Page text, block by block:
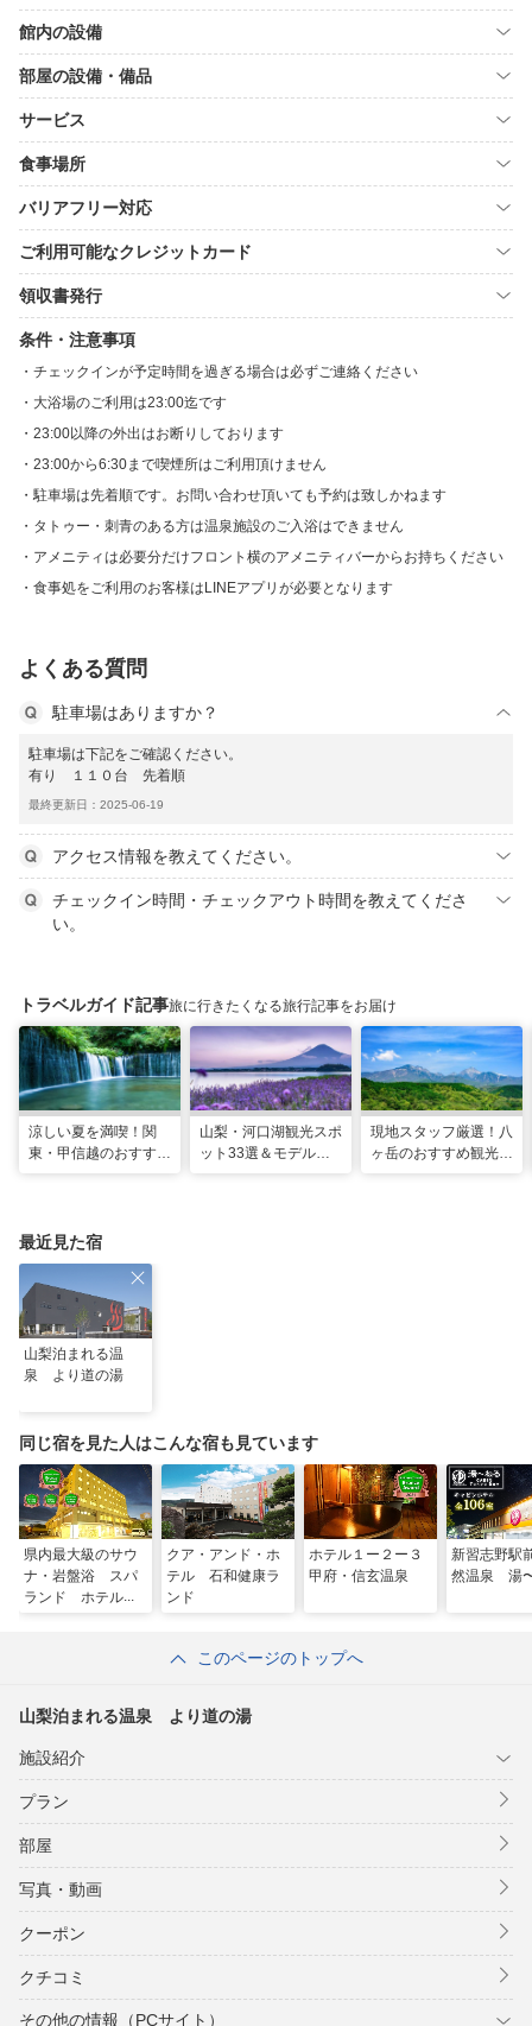
館内の設備
部屋の設備・備品
サービス
食事場所
バリアフリー対応
ご利用可能なクレジットカード
領収書発行
条件・注意事項
チェックインが予定時間を過ぎる場合は必ずご連絡ください
大浴場のご利用は23:00迄です
23:00以降の外出はお断りしております
23:00から6:30まで喫煙所はご利用頂けません
駐車場は先着順です。お問い合わせ頂いても予約は致しかねます
タトゥー・刺青のある方は温泉施設のご入浴はできません
アメニティは必要分だけフロント横のアメニティバーからお持ちください
食事処をご利用のお客様はLINEアプリが必要となります
よくある質問
駐車場はありますか？
駐車場は下記をご確認ください。
有り １１０台 先着順
最終更新日：2025-06-19
アクセス情報を教えてください。
チェックイン時間・チェックアウト時間を教えてくださ
い。
トラベルガイド記事旅に行きたくなる旅行記事をお届け
涼しい夏を満喫！関
東・甲信越のおすすめ
山梨・河口湖観光スポ
ット33選＆モデルコ
現地スタッフ厳選！八
ヶ岳のおすすめ観光ス
最近見た宿
山梨泊まれる温
泉 より道の湯
同じ宿を見た人はこんな宿も見ています
県内最大級のサウ
ナ・岩盤浴 スパ
ランド ホテル内
クア・アンド・ホ
テル 石和健康ラ
ンド
ホテル１ー２ー３
甲府・信玄温泉
新習志野
然温泉 湯
このページのトップへ
山梨泊まれる温泉 より道の湯
施設紹介
プラン
部屋
写真・動画
クーポン
クチコミ
その他の情報（PCサイト）